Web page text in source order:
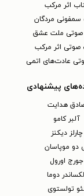
اثر مرکب
سمفونی مردگان
صوتی ملت عشق
صوتی اثر مرکب
عادت‌های اتمی
پیشنهادی
هدایت
آلبر کامو
چارلز دیکنز
دو موپاسان
جورج اورول
دوما
تولستوی